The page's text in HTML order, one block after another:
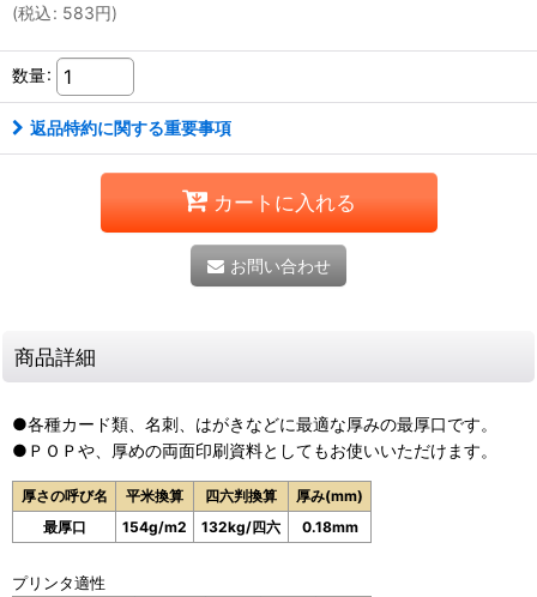
(税込: 583円)
数量:
返品特約に関する重要事項
カートに入れる
お問い合わせ
商品詳細
●各種カード類、名刺、はがきなどに最適な厚みの最厚口です。
●ＰＯＰや、厚めの両面印刷資料としてもお使いいただけます。
厚さの呼び名 平米換算 四六判換算
厚み(mm)
最厚口
154g/m2 132kg/四六 0.18mm
プリンタ適性